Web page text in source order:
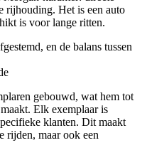
rijhouding. Het is een auto
is voor lange ritten.
en de balans tussen
gebouwd, wat hem tot
Elk exemplaar is
klanten. Dit maakt
rijden, maar ook een